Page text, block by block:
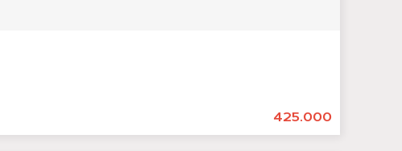
425.000